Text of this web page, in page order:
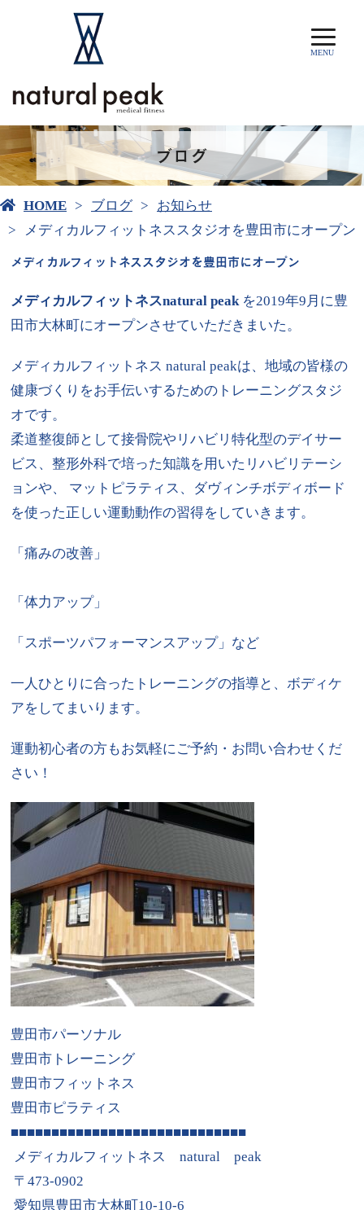
MENU
ブログ
HOME ブログ
お知らせ
メディカルフィットネススタジオを豊田市にオープン
メディカルフィットネススタジオを豊田市にオープン
メディカルフィットネスnatural peakを2019年9月に豊
田市大林町にオープンさせていただきまいた。
メディカルフィットネス natural peakは、地域の皆様の
健康づくりをお手伝いするためのトレーニングスタジ
オです。
柔道整復師として接骨院やリハビリ特化型のデイサー
ビス、整形外科で培った知識を用いたリハビリテーシ
ョンや、 マットピラティス、ダヴィンチボディボード
を使った正しい運動動作の習得をしていきます。
「痛みの改善」
「体力アップ」
「スポーツパフォーマンスアップ」など
一人ひとりに合ったトレーニングの指導と、ボディケ
アをしてまいります。
運動初心者の方もお気軽にご予約・お問い合わせくだ
さい！
豊田市パーソナル
豊田市トレーニング
豊田市フィットネス
豊田市ピラティス
■■■■■■■■■■■■■■■■■■■■■■■■■■■■■
メディカルフィットネス natural
peak
〒 473-0902
愛知県豊田市大林町 10-10-6